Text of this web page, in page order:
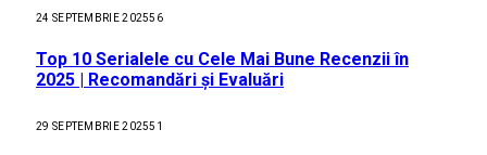
24 SEPTEMBRIE 202556
Top 10 Serialele cu Cele Mai Bune Recenzii în
2025 | Recomandări și Evaluări
29 SEPTEMBRIE 202551